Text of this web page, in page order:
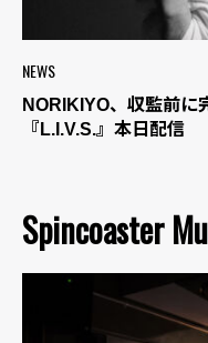
NEWS
NORIKIYO、収監前に
『L.I.V.S.』本日配信
Spincoaster